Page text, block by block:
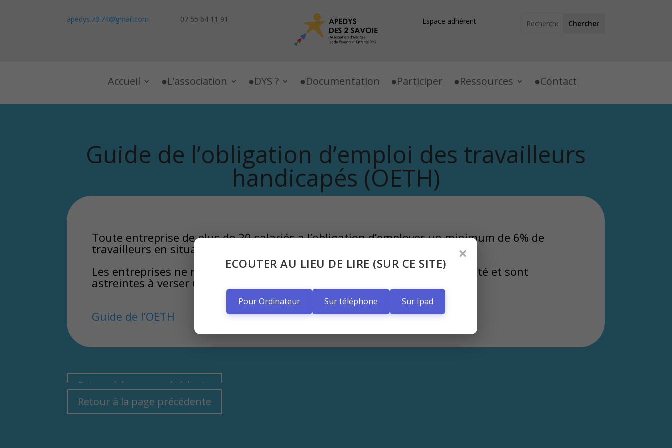
apedys.73.74@gmail.com 07 55 64 11 91 Espace adhérent
Accueil L’association DYS ? Documentation Participer Ressources Contact
Guide de l’obligation d’emploi des travailleurs
handicapés (OETH)
Toute entreprise de plus de 20 salariés a l’obligation d’employer un minimum de 6% de
travailleurs en situation de handicap.
Les entreprises ne respectant pas ce quota doivent déclarer leur irrégularité et sont
astreintes à verser une contribution annuelle à l’URSSAF.
Guide de l’OETH
Retour à la page précédente
Retour à la page précédente
×
ECOUTER AU LIEU DE LIRE (SUR CE SITE)
Pour Ordinateur Sur téléphone Sur Ipad